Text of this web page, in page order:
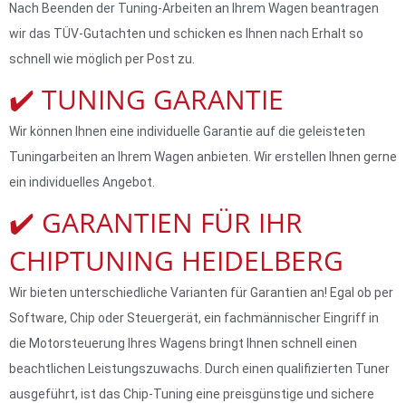
Nach Beenden der Tuning-Arbeiten an Ihrem Wagen beantragen
wir das TÜV-Gutachten und schicken es Ihnen nach Erhalt so
schnell wie möglich per Post zu.
✔️ TUNING GARANTIE
Wir können Ihnen eine individuelle Garantie auf die geleisteten
Tuningarbeiten an Ihrem Wagen anbieten. Wir erstellen Ihnen gerne
ein individuelles Angebot.
✔️ GARANTIEN FÜR IHR
CHIPTUNING​ HEIDELBERG
Wir bieten unterschiedliche Varianten für Garantien an! Egal ob per
Software, Chip oder Steuergerät, ein fachmännischer Eingriff in
die Motorsteuerung Ihres Wagens bringt Ihnen schnell einen
beachtlichen Leistungszuwachs. Durch einen qualifizierten Tuner
ausgeführt, ist das Chip-Tuning eine preisgünstige und sichere